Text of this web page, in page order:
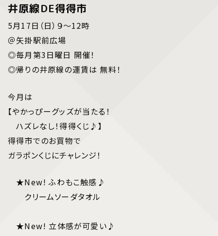
井原線DE得得市
5月17日（日）９～12時
＠矢掛駅前広場
◎毎月第3日曜日 開催！
◎帰りの井原線の運賃は 無料！
今月は
【やかっぴーグッズが当たる！
ハズレなし！得得くじ♪】
得得市でのお買物で
ガラポンくじにチャレンジ！
★New! ふわもこ触感♪
クリームソーダタオル
★New! 立体感が可愛い♪